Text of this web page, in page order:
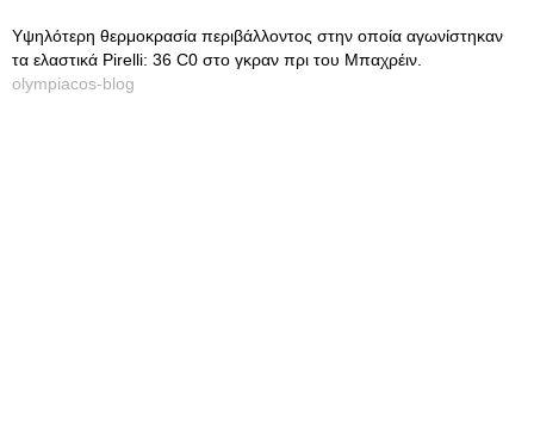
Υψηλότερη θερμοκρασία περιβάλλοντος στην οποία αγωνίστηκαν
τα ελαστικά Pirelli: 36 C0 στο γκραν πρι του Μπαχρέιν.
olympiacos-blog